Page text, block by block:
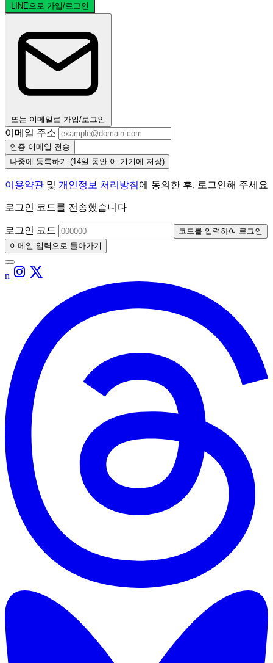
LINE으로 가입/로그인
또는 이메일로 가입/로그인
이메일 주소
인증 이메일 전송
나중에 등록하기 (14일 동안 이 기기에 저장)
이용약관 및 개인정보 처리방침에 동의한 후, 로그인해 주세요
로그인 코드를 전송했습니다
로그인 코드
코드를 입력하여 로그인
이메일 입력으로 돌아가기
n